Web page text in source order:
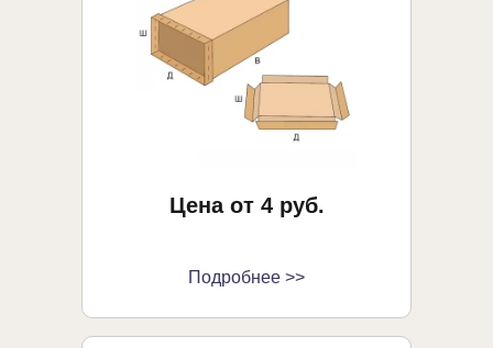
Цена от 4 руб.
Подробнее >>